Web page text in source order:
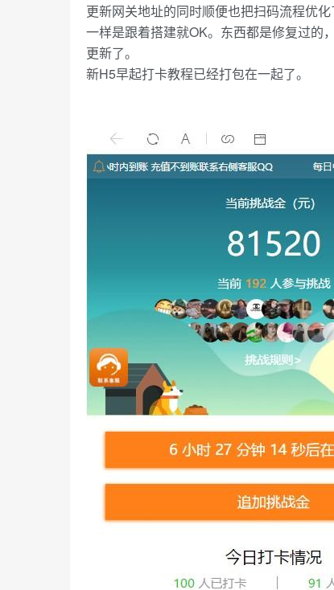
更新网关地址的同时顺便也把扫码流程优
一样是跟着搭建就OK。东西都是修复过的
更新了。
新H5早起打卡教程已经打包在一起了。